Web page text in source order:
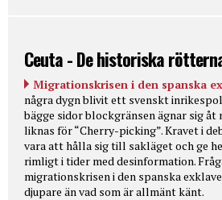
Ceuta - De historiska
Migrationskrisen i den spanska
några dygn blivit ett svenskt
bägge sidor blockgränsen ägnar sig åt
liknas för “Cherry-picking”. Kravet i
vara att hålla sig till sakläget och ge
rimligt i tider med desinformation.
migrationskrisen i den spanska
djupare än vad som är allmänt känt.